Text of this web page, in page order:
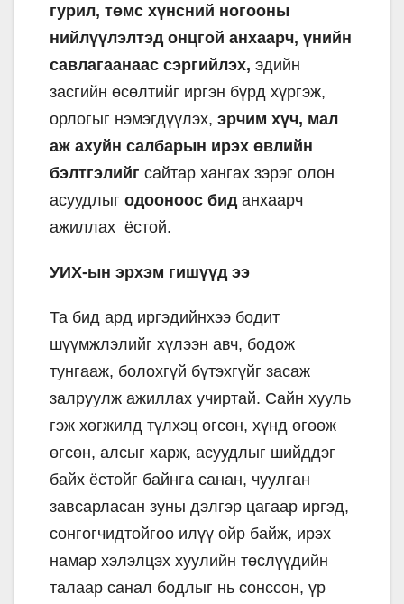
гурил, төмс хүнсний ногооны
нийлүүлэлтэд онцгой анхаарч, үнийн
савлагаанаас сэргийлэх, эдийн
засгийн өсөлтийг иргэн бүрд хүргэж,
орлогыг нэмэгдүүлэх, эрчим хүч, мал
аж ахуйн салбарын ирэх өвлийн
бэлтгэлийг сайтар хангах зэрэг олон
асуудлыг одооноос бид анхаарч
ажиллах ёстой.
УИХ-ын эрхэм гишүүд ээ
Та бид ард иргэдийнхээ бодит
шүүмжлэлийг хүлээн авч, бодож
тунгааж, болохгүй бүтэхгүйг засаж
залруулж ажиллах учиртай. Сайн хууль
гэж хөгжилд түлхэц өгсөн, хүнд өгөөж
өгсөн, алсыг харж, асуудлыг шийддэг
байх ёстойг байнга санан, чуулган
завсарласан зуны дэлгэр цагаар иргэд,
сонгогчидтойгоо илүү ойр байж, ирэх
намар хэлэлцэх хуулийн төслүүдийн
талаар санал бодлыг нь сонссон, үр